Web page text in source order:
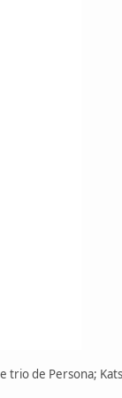
trio de Persona;